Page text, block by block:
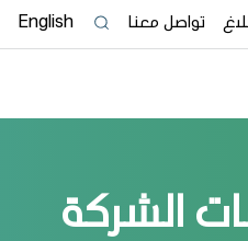
تواصل معنا English
الشركة